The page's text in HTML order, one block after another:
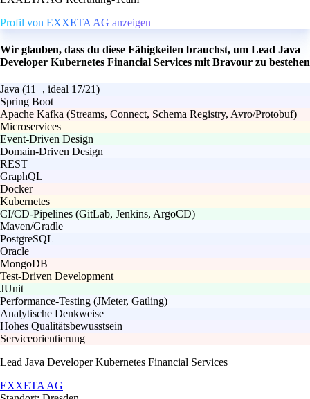
Profil von EXXETA AG anzeigen
Wir glauben, dass du diese Fähigkeiten brauchst, um Lead Java
Developer Kubernetes Financial Services mit Bravour zu bestehen
Java (11+, ideal 17/21)
Spring Boot
Apache Kafka (Streams, Connect, Schema Registry, Avro/Protobuf)
Microservices
Event-Driven Design
Domain-Driven Design
REST
GraphQL
Docker
Kubernetes
CI/CD-Pipelines (GitLab, Jenkins, ArgoCD)
Maven/Gradle
PostgreSQL
Oracle
MongoDB
Test-Driven Development
JUnit
Performance-Testing (JMeter, Gatling)
Analytische Denkweise
Hohes Qualitätsbewusstsein
Serviceorientierung
Lead Java Developer Kubernetes Financial Services
EXXETA AG